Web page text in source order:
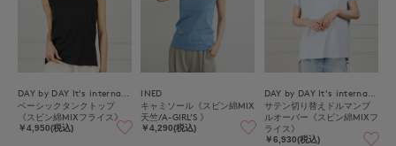
ベーシックタンクトップ
《スビン綿MIXフライス》
￥4,950(税込)
INED
キャミソール《スビン綿MIX
天竺/A-GIRL’S 》
￥4,290(税込)
サテン切り替えドルマンプ
ルオーバー《スビン綿MIXフ
ライス》
￥6,930(税込)